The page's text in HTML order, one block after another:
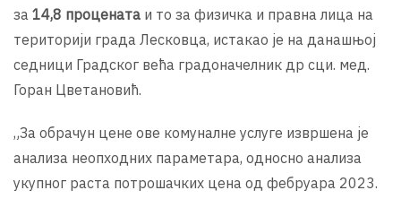
за 14,8 процената и то за физичка и правна лица на
територији града Лесковца, истакао је на данашњој
седници Градског већа градоначелник др сци. мед.
Горан Цветановић.
„За обрачун цене ове комуналне услуге извршена је
анализа неопходних параметара, односно анализа
укупног раста потрошачких цена од фебруара 2023.